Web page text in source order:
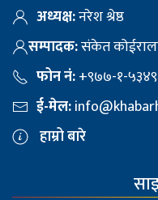
अध्यक्ष:नरेश श्रेष्ठ
सम्पादक:संकेत
फोन नं:+९७७-१-
ई-मेल:
हाम्रो बारे